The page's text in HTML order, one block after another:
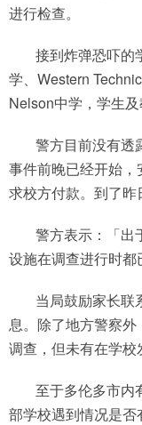
进行检查。
接到炸弹恐吓的
学、Western
Nelson中学，学生
警方目前没有透
事件前晚已经开始
求校方付款。到了昨
警方表示：「出
设施在调查进行时都
当局鼓励家长联
息。除了地方警察
调查，但未有在学校
至于多伦多市内
部学校遇到情况是否